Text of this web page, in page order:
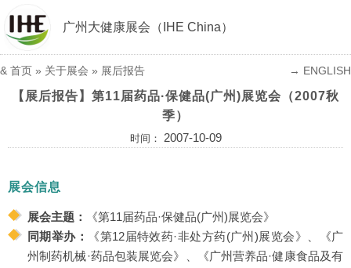
广州大健康展会（IHE China）
& 首页 » 关于展会 » 展后报告 → ENGLISH
【展后报告】第11届药品·保健品(广州)展览会（2007秋
季）
时间： 2007-10-09
展会信息
展会主题：
《第11届药品·保健品(广州)展览会》
同期举办：
《第12届特效药·非处方药(广州)展览会》、《广
州制药机械·药品包装展览会》、《广州营养品·健康食品及有